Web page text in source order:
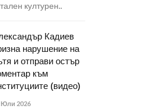
културен..
Кадиев
нарушение на
и отправи остър
към
(видео)
Юли 2026